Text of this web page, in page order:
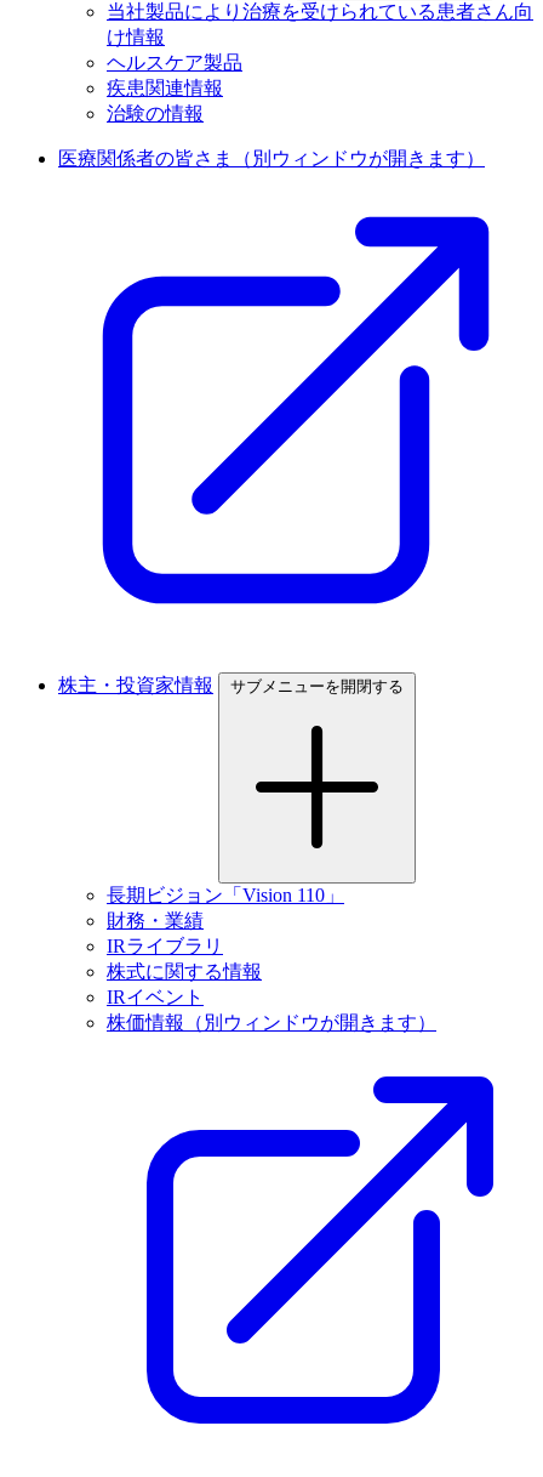
当社製品により治療を受けられている患者さん向
け情報
ヘルスケア製品
疾患関連情報
治験の情報
医療関係者の皆さま （別ウィンドウが開きます）
株主・投資家情報 サブメニューを開閉する
長期ビジョン「Vision 110」
財務・業績
IRライブラリ
株式に関する情報
IRイベント
株価情報
（別ウィンドウが開きます）